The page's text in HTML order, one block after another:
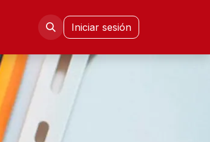
Congresos CISETDIniciar sesión